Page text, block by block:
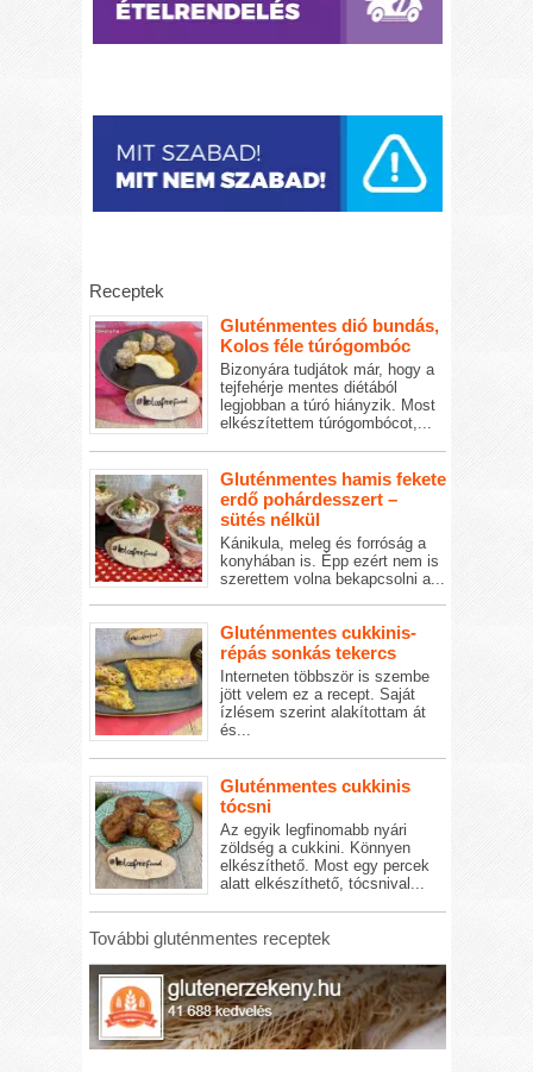
Receptek
Gluténmentes dió bundás,
Kolos féle túrógombóc
Bizonyára tudjátok már, hogy a
tejfehérje mentes diétából
legjobban a túró hiányzik. Most
elkészítettem túrógombócot,...
Gluténmentes hamis fekete
erdő pohárdesszert –
sütés nélkül
Kánikula, meleg és forróság a
konyhában is. Épp ezért nem is
szerettem volna bekapcsolni a...
Gluténmentes cukkinis-
répás sonkás tekercs
Interneten többször is szembe
jött velem ez a recept. Saját
ízlésem szerint alakítottam át
és...
Gluténmentes cukkinis
tócsni
Az egyik legfinomabb nyári
zöldség a cukkini. Könnyen
elkészíthető. Most egy percek
alatt elkészíthető, tócsnival...
További gluténmentes receptek